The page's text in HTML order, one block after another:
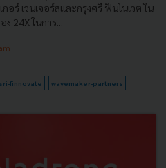
ร์ เวนเจอร์สและกรุงศรี ฟินโนเวต ใน
24X ในการ...
finnovate wavemaker-partners